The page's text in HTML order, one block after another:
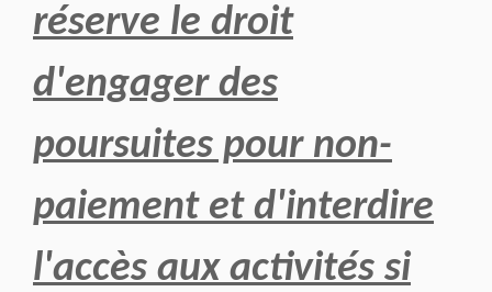
réserve le droit
d'engager des
poursuites pour non-
paiement et d'interdire
l'accès aux activités si